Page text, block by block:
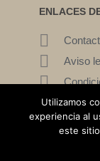
ENLACES
Aviso
Mi
©2022. Zapatería
Utilizamos
experiencia al
este